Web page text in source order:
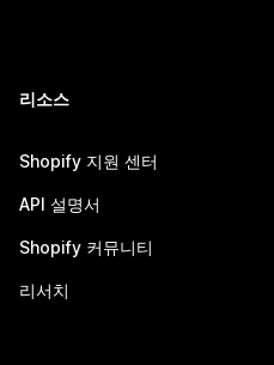
리소스
Shopify 지원 센터
API 설명서
Shopify 커뮤니티
리서치